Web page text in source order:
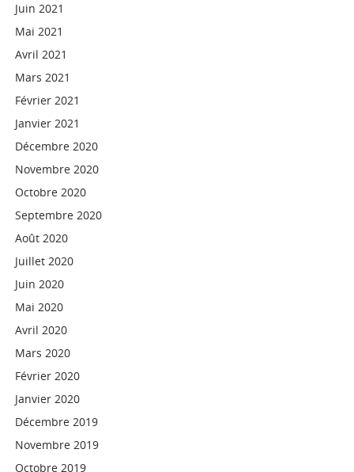
Juin 2021
Mai 2021
Avril 2021
Mars 2021
Février 2021
Janvier 2021
Décembre 2020
Novembre 2020
Octobre 2020
Septembre 2020
Août 2020
Juillet 2020
Juin 2020
Mai 2020
Avril 2020
Mars 2020
Février 2020
Janvier 2020
Décembre 2019
Novembre 2019
Octobre 2019